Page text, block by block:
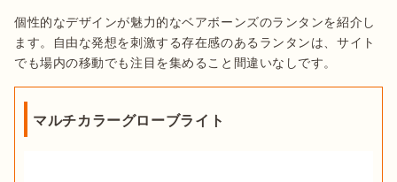
個性的なデザインが魅力的なベアボーンズのランタンを紹介し
ます。自由な発想を刺激する存在感のあるランタンは、サイト
でも場内の移動でも注目を集めること間違いなしです。
マルチカラーグローブライト